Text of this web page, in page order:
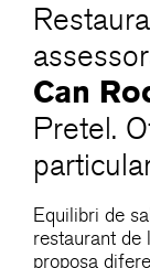
Can
Pretel.
Equilibri de
restaurant de
proposa